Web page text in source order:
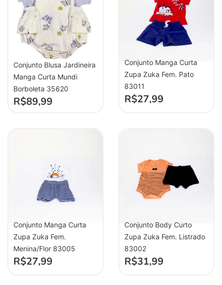
Conjunto Blusa Jardineira
Manga Curta Mundi
Borboleta 35620
R$89,99
Conjunto Manga Curta
Zupa Zuka Fem. Pato
83011
R$27,99
Conjunto Manga Curta
Zupa Zuka Fem.
Menina/Flor 83005
R$27,99
Conjunto Body Curto
Zupa Zuka Fem. Listrado
83002
R$31,99